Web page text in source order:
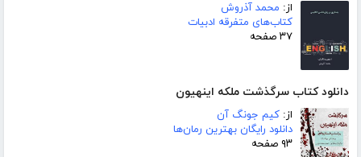
از: محمد آذروش
کتاب‌های متفرقه ادبیات
۳۷ صفحه
دانلود کتاب سرگذشت ملکه اینهیون
از: کیم جونگ آن
دانلود رایگان بهترین رمان‌ها
۹۳ صفحه